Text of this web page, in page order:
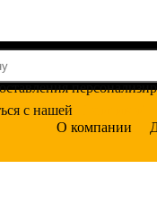
О компании
с нашей